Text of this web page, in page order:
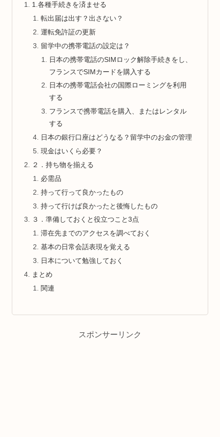
1.各種手続きを済ませる
転出届は出す？出さない？
運転免許証の更新
留学中の携帯電話の設定は？
日本の携帯電話のSIMロック解除手続きをし、
フランスでSIMカードを購入する
日本の携帯電話会社の国際ローミングを利用
する
フランスで携帯電話を購入、またはレンタル
する
日本の銀行口座はどうなる？留学中のお金の管理
現金はいくら必要？
２．持ち物を揃える
必需品
持って行って良かったもの
持って行けば良かったと後悔したもの
３．準備しておくと役立つこと3点
滞在先までのアクセスを調べておく
基本の日常会話表現を覚える
日本について勉強しておく
まとめ
関連
スポンサーリンク